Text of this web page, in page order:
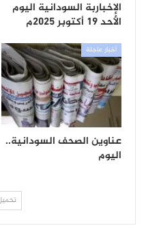
الإخباربة السودانية اليوم
الأحد 19 أكتوبر 2025م
أخبار عاجلة
عناوين الصحف السودانية..
اليوم